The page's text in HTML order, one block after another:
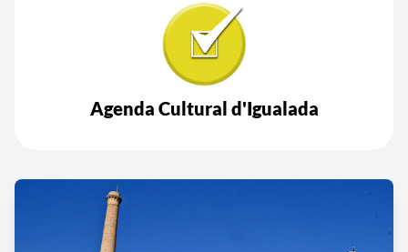
Agenda Cultural d'Igualada